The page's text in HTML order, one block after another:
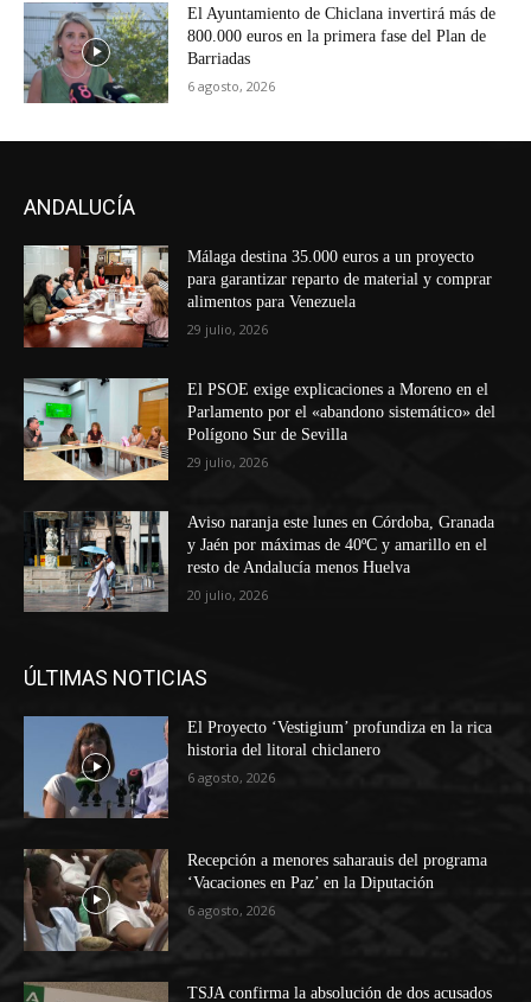
El Ayuntamiento de Chiclana invertirá más de
800.000 euros en la primera fase del Plan de
Barriadas
6 agosto, 2026
ANDALUCÍA
Málaga destina 35.000 euros a un proyecto
para garantizar reparto de material y comprar
alimentos para Venezuela
29 julio, 2026
El PSOE exige explicaciones a Moreno en el
Parlamento por el «abandono sistemático» del
Polígono Sur de Sevilla
29 julio, 2026
Aviso naranja este lunes en Córdoba, Granada
y Jaén por máximas de 40ºC y amarillo en el
resto de Andalucía menos Huelva
20 julio, 2026
ÚLTIMAS NOTICIAS
El Proyecto ‘Vestigium’ profundiza en la rica
historia del litoral chiclanero
6 agosto, 2026
Recepción a menores saharauis del programa
‘Vacaciones en Paz’ en la Diputación
6 agosto, 2026
TSJA confirma la absolución de dos acusados